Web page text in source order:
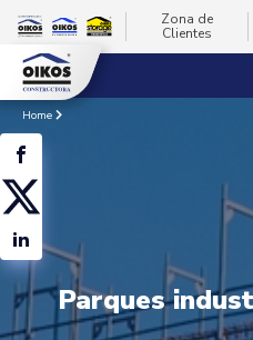
Zona de
Clientes
Home
Parques